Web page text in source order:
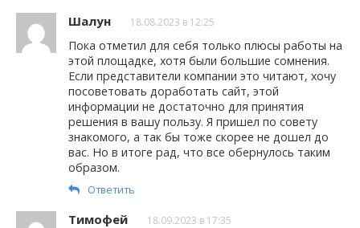
Шалун 18.08.2023 в 12:25
Пока отметил для себя только плюсы работы на
этой площадке, хотя были большие сомнения.
Если представители компании это читают, хочу
посоветовать доработать сайт, этой
информации не достаточно для принятия
решения в вашу пользу. Я пришел по совету
знакомого, а так бы тоже скорее не дошел до
вас. Но в итоге рад, что все обернулось таким
образом.
Ответить
Тимофей 18.09.2023 в 17:35